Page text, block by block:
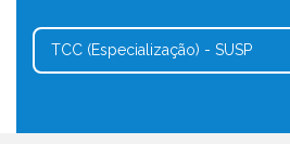
TCC (Especialização) - SUSP